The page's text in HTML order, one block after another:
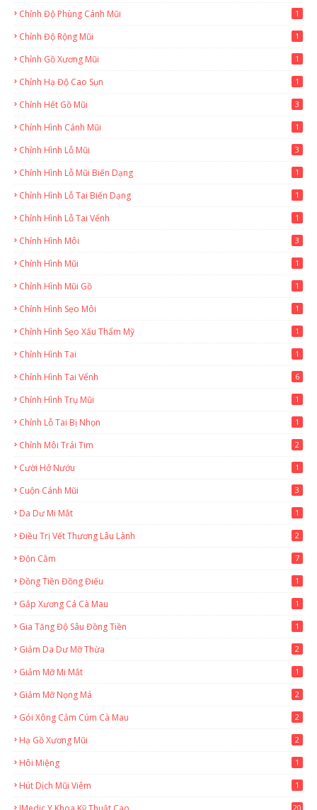
Chỉnh Độ Phùng Cánh Mũi 1
Chỉnh Độ Rộng Mũi 1
Chỉnh Gồ Xương Mũi 1
Chỉnh Hạ Độ Cao Sụn 1
Chỉnh Hết Gồ Mũi 3
Chỉnh Hình Cánh Mũi 1
Chỉnh Hình Lỗ Mũi 3
Chỉnh Hình Lỗ Mũi Biến Dạng 1
Chỉnh Hình Lỗ Tai Biến Dạng 1
Chỉnh Hình Lỗ Tai Vểnh 1
Chỉnh Hình Môi 3
Chỉnh Hình Mũi 1
Chỉnh Hình Mũi Gồ 1
Chỉnh Hình Sẹo Môi 1
Chỉnh Hình Sẹo Xấu Thẩm Mỹ 1
Chỉnh Hình Tai 1
Chỉnh Hình Tai Vểnh 6
Chỉnh Hình Trụ Mũi 1
Chỉnh Lỗ Tai Bị Nhọn 1
Chỉnh Môi Trái Tim 2
Cười Hở Nướu 1
Cuộn Cánh Mũi 3
Da Dư Mi Mắt 1
Điều Trị Vết Thương Lâu Lành 2
Độn Cằm 7
Đồng Tiền Đồng Điếu 1
Gắp Xương Cá Cà Mau 1
Gia Tăng Độ Sâu Đồng Tiền 1
Giảm Da Dư Mỡ Thừa 2
Giảm Mỡ Mi Mắt 1
Giảm Mỡ Nọng Má 2
Gói Xông Cảm Cúm Cà Mau 2
Hạ Gồ Xương Mũi 2
Hôi Miệng 1
Hút Dịch Mũi Viêm 1
20